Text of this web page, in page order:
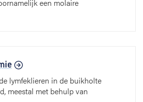
een molaire
lymfeklieren in de buikholte
meestal met behulp van